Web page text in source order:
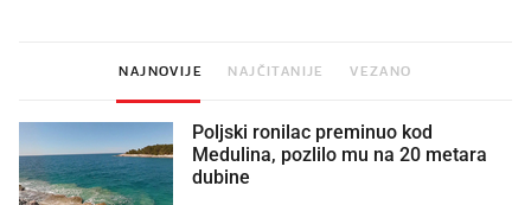
NAJNOVIJE NAJČITANIJE VEZANO
Poljski ronilac preminuo kod
Medulina, pozlilo mu na 20 metara
dubine